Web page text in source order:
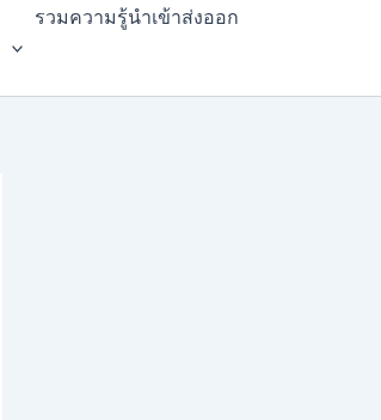
รวมความรู้นำเข้าส่งออก